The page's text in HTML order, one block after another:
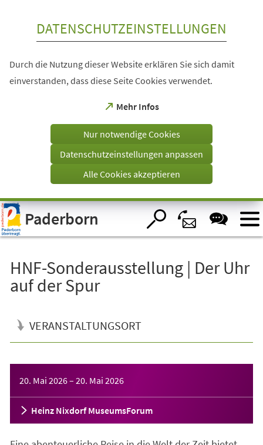
Visuelle
Assistenzsoftware
öffnen.
DATENSCHUTZEINSTELLUNGEN
Durch die Nutzung dieser Website erklären Sie sich damit
einverstanden, dass diese Seite Cookies verwendet.
Mehr Infos
(Öffnet
einem
Tab)
Nur notwendige Cookies
Datenschutzeinstellungen anpassen
Alle Cookies akzeptieren
Paderborn
HNF-Sonderausstellung | Der Uhr
auf der Spur
VERANSTALTUNGSORT
20. Mai 2026– 20. Mai 2026
Heinz Nixdorf MuseumsForum